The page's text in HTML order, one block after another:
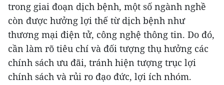
trong giai đoạn dịch bệnh, một số ngành nghề
còn được hưởng lợi thế từ dịch bệnh như
thương mại điện tử, công nghệ thông tin. Do đó,
cần làm rõ tiêu chí và đối tượng thụ hưởng các
chính sách ưu đãi, tránh hiện tượng trục lợi
chính sách và rủi ro đạo đức, lợi ích nhóm.